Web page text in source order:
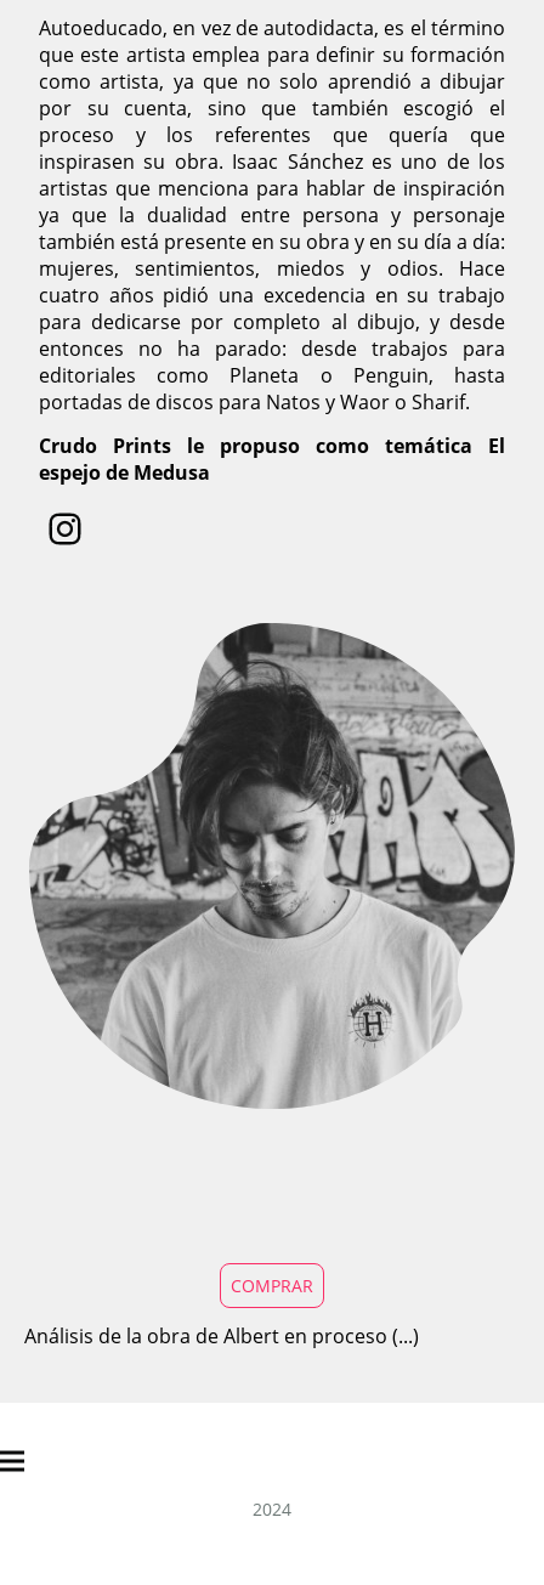
Autoeducado, en vez de autodidacta, es el término
que este artista emplea para definir su formación
como artista, ya que no solo aprendió a dibujar
por su cuenta, sino que también escogió el
proceso y los referentes que quería que
inspirasen su obra. Isaac Sánchez es uno de los
artistas que menciona para hablar de inspiración
ya que la dualidad entre persona y personaje
también está presente en su obra y en su día a día:
mujeres, sentimientos, miedos y odios. Hace
cuatro años pidió una excedencia en su trabajo
para dedicarse por completo al dibujo, y desde
entonces no ha parado: desde trabajos para
editoriales como Planeta o Penguin, hasta
portadas de discos para Natos y Waor o Sharif.
Crudo Prints le propuso como temática El
espejo de Medusa
COMPRAR
Análisis de la obra de Albert en proceso (...)
2024